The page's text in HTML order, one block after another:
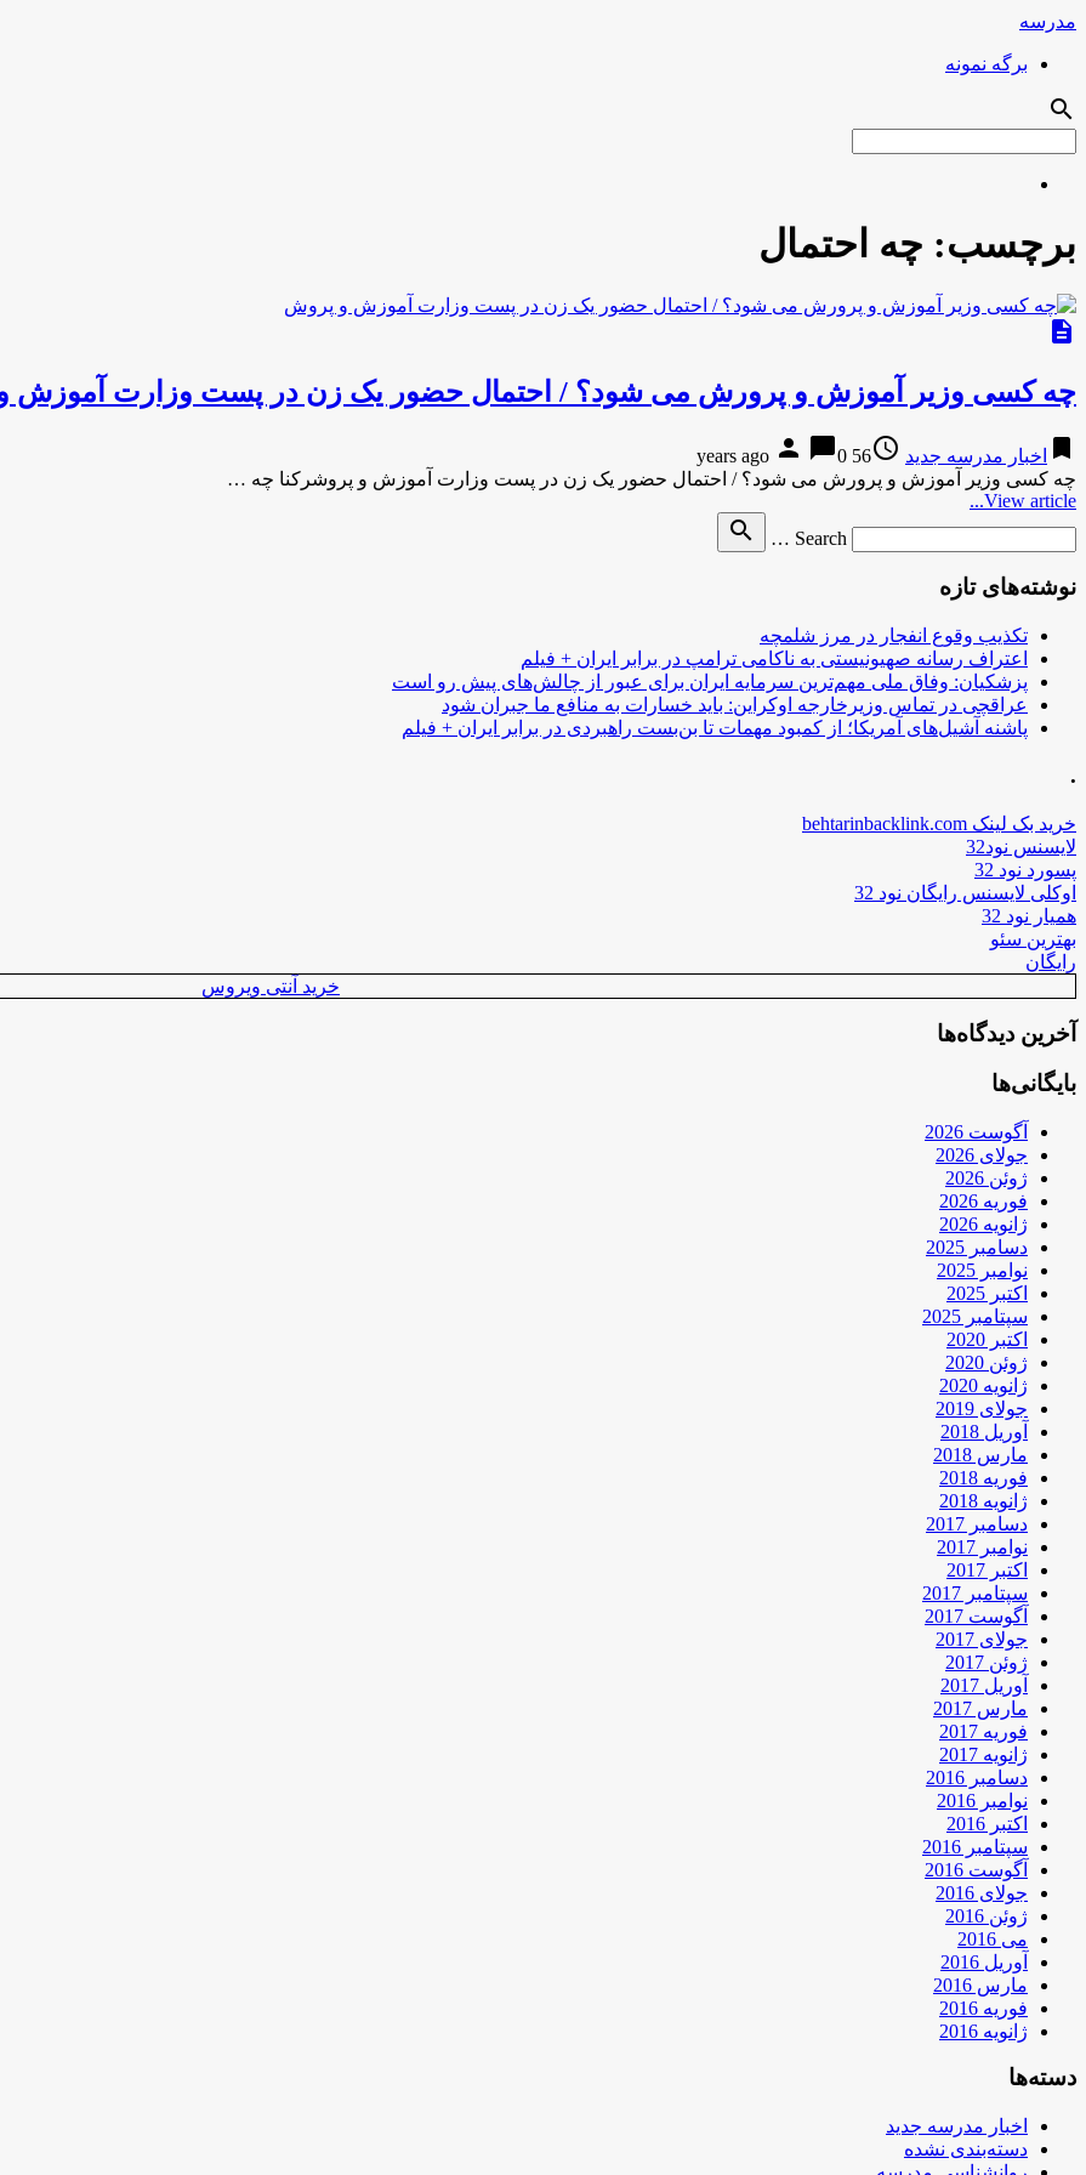
مدرسه
برگه نمونه
search
برچسب: چه احتمال
description
چه کسی وزیر آموزش و پرورش می شود؟ / احتمال حضور یک زن در پست وزارت آموزش
bookmark اخبار مدرسه جدید access_time
56 years ago
person chat_bubble0
چه کسی وزیر آموزش و پرورش می شود؟ / احتمال حضور یک زن در پست وزارت آموزش و پروشرکنا چه …
View article...
Search …
search
نوشته‌های تازه
تکذیب وقوع انفجار در مرز شلمچه
اعتراف رسانه صهیونیستی به ناکامی ترامپ در برابر ایران + فیلم
پزشکیان: وفاق ملی مهم‌ترین سرمایه ایران برای عبور از چالش‌های پیش رو است
عراقچی در تماس وزیرخارجه اوکراین: باید خسارات به منافع ما جبران شود
پاشنه آشیل‌های آمریکا؛ از کمبود مهمات تا بن‌بست راهبردی در برابر ایران + فیلم
.
خرید بک لینک behtarinbacklink.com
لایسنس نود32
پسورد نود 32
اوکلی لایسنس رایگان نود 32
همیار نود 32
بهترین سئو
رایگان
خرید آنتی ویروس
آخرین دیدگاه‌ها
بایگانی‌ها
آگوست 2026
جولای 2026
ژوئن 2026
فوریه 2026
ژانویه 2026
دسامبر 2025
نوامبر 2025
اکتبر 2025
سپتامبر 2025
اکتبر 2020
ژوئن 2020
ژانویه 2020
جولای 2019
آوریل 2018
مارس 2018
فوریه 2018
ژانویه 2018
دسامبر 2017
نوامبر 2017
اکتبر 2017
سپتامبر 2017
آگوست 2017
جولای 2017
ژوئن 2017
آوریل 2017
مارس 2017
فوریه 2017
ژانویه 2017
دسامبر 2016
نوامبر 2016
اکتبر 2016
سپتامبر 2016
آگوست 2016
جولای 2016
ژوئن 2016
می 2016
آوریل 2016
مارس 2016
فوریه 2016
ژانویه 2016
دسته‌ها
اخبار مدرسه جدید
دسته‌بندی نشده